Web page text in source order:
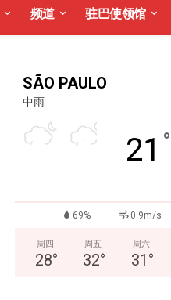
频道 驻巴使领馆
SÃO PAULO
中雨
21 °
69% 0.9m/s
周四
28°
周五
32°
周六
31 °